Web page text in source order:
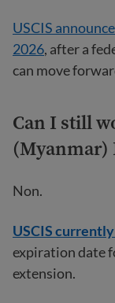
USCIS
2026, after a
can move
Can I still
(Myanmar)
Non.
USCIS
expiration date
extension.